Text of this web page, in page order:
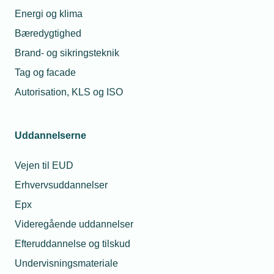
Energi og klima
Bæredygtighed
Brand- og sikringsteknik
Tag og facade
Autorisation, KLS og ISO
Uddannelserne
Vejen til EUD
Erhvervsuddannelser
Epx
Videregående uddannelser
Efteruddannelse og tilskud
Undervisningsmateriale
05. feb. 2026
Venner,
Den snørklede vej
blev den direkte vej
Urafstemning om
kommende
vedtægtsændringer